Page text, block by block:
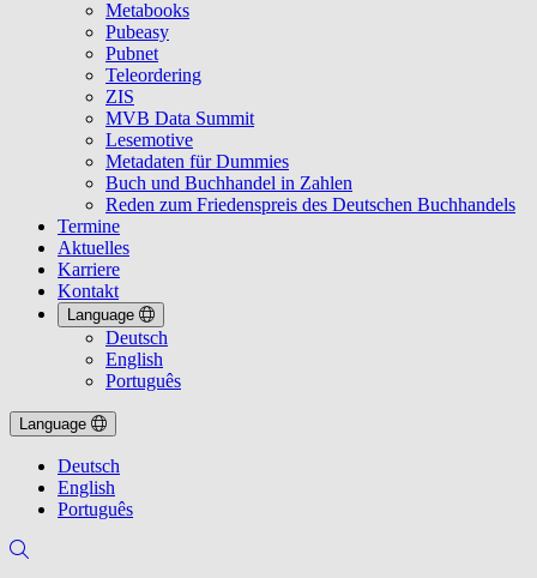
Metabooks
Pubeasy
Pubnet
Teleordering
ZIS
MVB Data Summit
Lesemotive
Metadaten für Dummies
Buch und Buchhandel in Zahlen
Reden zum Friedenspreis des Deutschen Buchhandels
Termine
Aktuelles
Karriere
Kontakt
Language
Deutsch
English
Português
Language
Deutsch
English
Português